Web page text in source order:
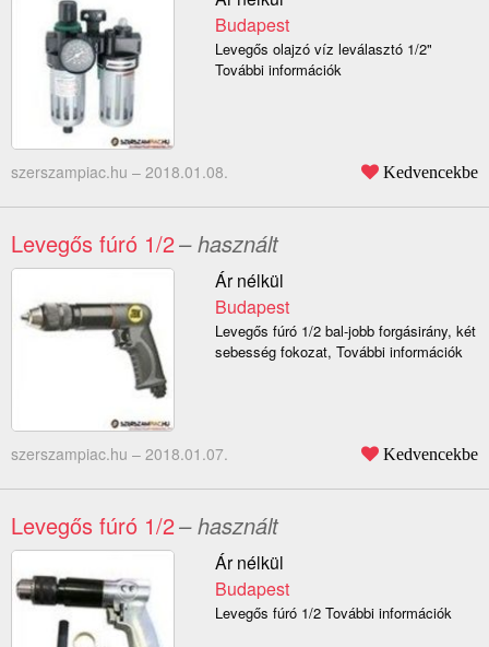
Budapest
Levegős olajzó víz leválasztó 1/2"
További információk
szerszampiac.hu – 2018.01.08. Kedvencekbe
Levegős fúró 1/2– használt
Ár nélkül
Budapest
Levegős fúró 1/2 bal-jobb forgásirány, két
sebesség fokozat, További információk
szerszampiac.hu – 2018.01.07. Kedvencekbe
Levegős fúró 1/2– használt
Ár nélkül
Budapest
Levegős fúró 1/2 További információk